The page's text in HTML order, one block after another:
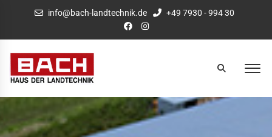
info@bach-landtechnik.de +49 7930 - 994 30